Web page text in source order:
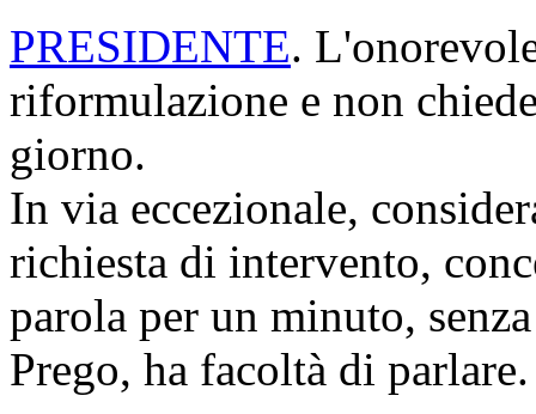
PRESIDENTE.
riformulazione e non
giorno.
In via eccezionale,
richiesta di intervento,
parola per un minuto,
Prego, ha facoltà di parlare.